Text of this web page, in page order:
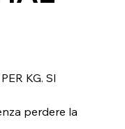
KG. SI
perdere la